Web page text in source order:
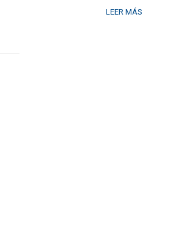
LEER MÁS